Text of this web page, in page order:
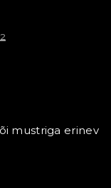
mustriga erinev